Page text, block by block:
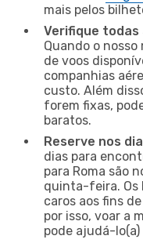
mais pelos
Verifique todas
Quando o
de voos
companhias
custo. Além
forem fixas,
baratos.
Reserve nos
dias para
para Roma são
quinta-feira. Os
caros aos fins
por isso, voar a
pode ajudá-